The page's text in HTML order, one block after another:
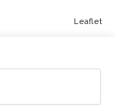
Leaflet